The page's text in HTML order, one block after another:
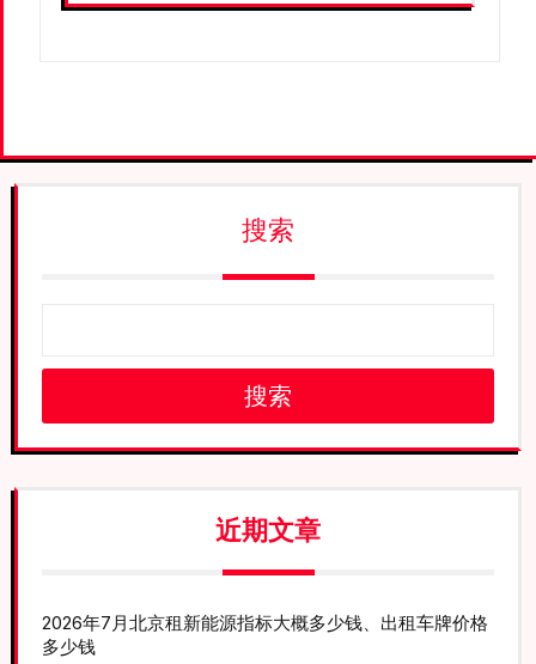
搜索
搜索
近期文章
2026年7月北京租新能源指标大概多少钱、出租车牌价格
多少钱